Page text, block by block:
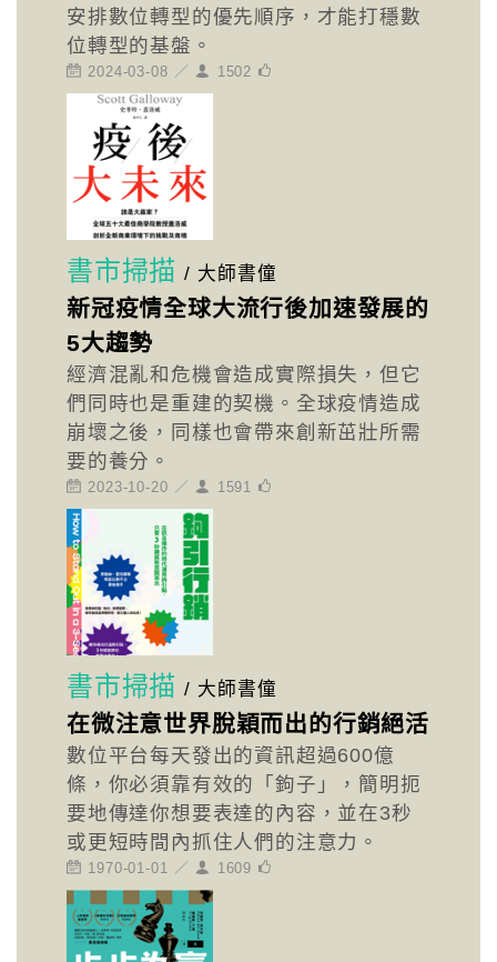
安排數位轉型的優先順序，才能打穩數
位轉型的基盤。
2024-03-08 ／ 1502
書市掃描 / 大師書僮
新冠疫情全球大流行後加速發展的
5大趨勢
經濟混亂和危機會造成實際損失，但它
們同時也是重建的契機。全球疫情造成
崩壞之後，同樣也會帶來創新茁壯所需
要的養分。
2023-10-20 ／ 1591
書市掃描 / 大師書僮
在微注意世界脫穎而出的行銷絕活
數位平台每天發出的資訊超過600億
條，你必須靠有效的「鉤子」，簡明扼
要地傳達你想要表達的內容，並在3秒
或更短時間內抓住人們的注意力。
1970-01-01 ／ 1609